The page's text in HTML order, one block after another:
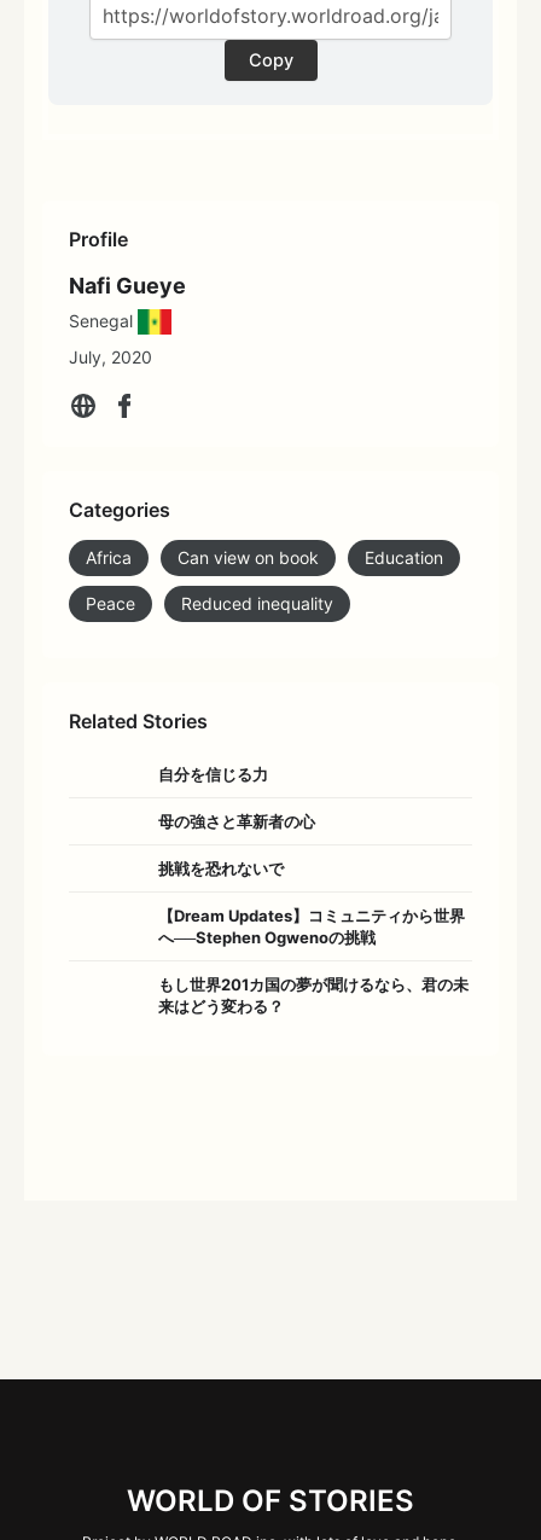
Profile
Nafi Gueye
Senegal
July, 2020
Categories
Africa Can view on book Education
Peace Reduced inequality
Related Stories
自分を信じる力
母の強さと革新者の心
挑戦を恐れないで
【Dream Updates】コミュニティから世界
へ──Stephen Ogwenoの挑戦
もし世界201カ国の夢が聞けるなら、君の未
来はどう変わる？
Copy
WORLD OF STORIES